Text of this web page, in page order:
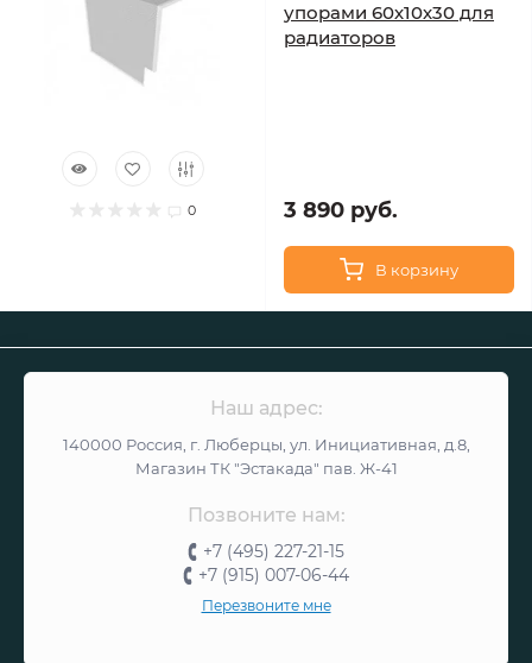
0
упорами 60х10х30 для
радиаторов
3 890 руб.
В корзину
Наш адрес:
140000 Россия, г. Люберцы, ул. Инициативная, д.8,
Магазин ТК "Эстакада" пав. Ж-41
Позвоните нам:
+7 (495) 227-21-15
+7 (915) 007-06-44
Перезвоните мне